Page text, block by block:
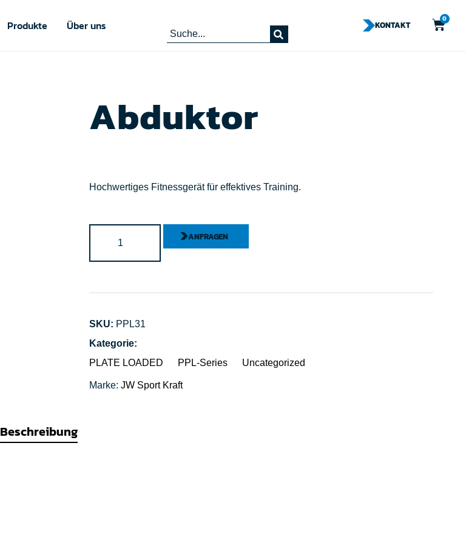
Produkte Über uns KONTAKT
0
Abduktor
Hochwertiges Fitnessgerät für effektives Training.
ANFRAGEN
SKU: PPL31
Kategorie:
PLATE LOADED
PPL-Series Uncategorized
Marke: JW Sport Kraft
Beschreibung